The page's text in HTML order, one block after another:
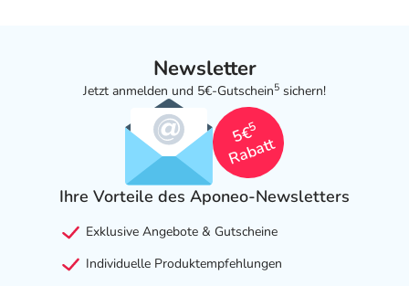
Newsletter
Jetzt anmelden und 5€-Gutschein5 sichern!
5€
5
Rabatt
Ihre Vorteile des Aponeo-Newsletters
Exklusive Angebote & Gutscheine
Individuelle Produktempfehlungen